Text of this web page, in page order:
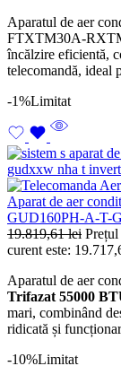
Aparatul de aer
FTXTM30A-
încălzire eficientă,
telecomandă, ideal
-1%Limitat
Aparat de aer
GUD160PH-A-T-
19.819,61lei
curent este:
Aparatul de aer
Trifazat 55000
mari, combinând
ridicată și
-10%Limitat